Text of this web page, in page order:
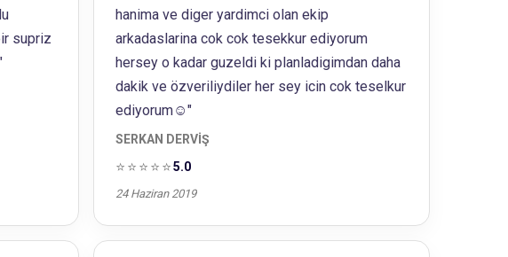
supriz
hanima ve diger yardimci olan ekip
arkadaslarina cok cok tesekkur ediyorum
hersey o kadar guzeldi ki planladigimdan daha
dakik ve özveriliydiler her sey icin cok teselkur
ediyorum☺"
SERKAN DERVİŞ
⭐⭐⭐⭐⭐5.0
24 Haziran 2019